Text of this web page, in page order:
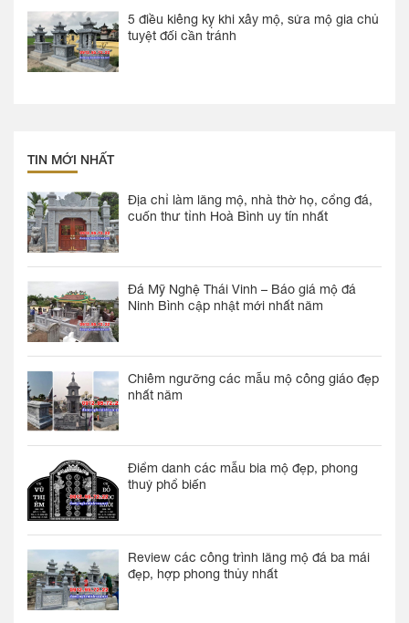
5 điều kiêng kỵ khi xây mộ, sửa mộ gia chủ
tuyệt đối cần tránh
TIN MỚI NHẤT
Địa chỉ làm lăng mộ, nhà thờ họ, cổng đá,
cuốn thư tỉnh Hoà Bình uy tín nhất
Đá Mỹ Nghệ Thái Vinh – Báo giá mộ đá
Ninh Bình cập nhật mới nhất năm
Chiêm ngưỡng các mẫu mộ công giáo đẹp
nhất năm
Điểm danh các mẫu bia mộ đẹp, phong
thuỷ phổ biến
Review các công trình lăng mộ đá ba mái
đẹp, hợp phong thủy nhất